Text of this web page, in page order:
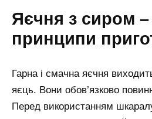
Яєчня з сиром –
принципи
Гарна і смачна яєчня
яєць. Вони обов’язково
Перед використанням